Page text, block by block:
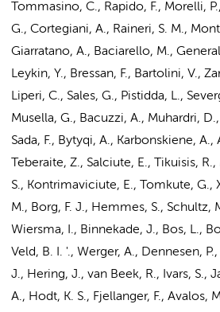
Tommasino, C., Rapido, F., Morelli,
G., Cortegiani, A., Raineri, S. M.,
Giarratano, A., Baciarello, M.,
Leykin, Y., Bressan, F., Bartolini, V.,
Liperi, C., Sales, G., Pistidda, L.,
Musella, G., Bacuzzi, A., Muhardri,
Sada, F., Bytyqi, A., Karbonskiene, A.,
Teberaite, Z., Salciute, E., Tikuisis,
S., Kontrimaviciute, E., Tomkute, G.,
M., Borg, F. J., Hemmes, S., Schultz,
Wiersma, I., Binnekade, J., Bos, L.,
Veld, B. I. '., Werger, A., Dennesen,
J., Hering, J., van Beek, R., Ivars, S.,
A., Hodt, K. S., Fjellanger, F., Avalos,